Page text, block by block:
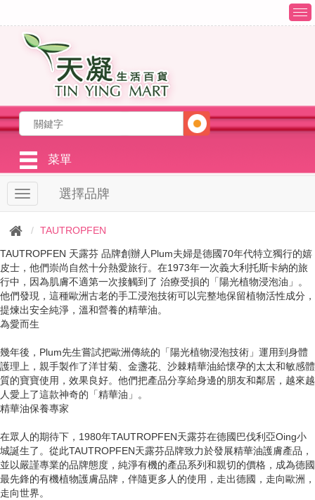
T
o
v
o
菜單
T
o
g
g
e
n
a
v
i
a
t
i
o
n
選擇品牌
TAUTROPFEN
TAUTROPFEN 天露芬 品牌創辦人Plum夫婦是德國70年代特立獨行的嬉
皮士，他們崇尚自然十分熱愛旅行。在1973年一次義大利托斯卡納的旅
行中，因為肌膚不適第一次接觸到了 治療受損的「陽光植物浸泡油」。
他們發現，這種歐洲古老的手工浸泡技術可以完整地保留植物活性成分，
提煉出安全純淨，溫和營養的精華油。
為愛而生
幾年後，Plum先生嘗試把歐洲傳統的「陽光植物浸泡技術」運用到身體
護理上，親手製作了洋甘菊、金盞花、沙棘精華油給懷孕的太太和敏感體
質的寶寶使用，效果良好。他們把產品分享給身邊的朋友和鄰居，越來越
人愛上了這款神奇的「精華油」。
精華油保養專家
在眾人的期待下，1980年TAUTROPFEN天露芬在德國巴伐利亞Oing小
城誕生了。從此TAUTROPFEN天露芬品牌致力於發展精華油護膚產品，
並以嚴謹專業的品牌態度，純淨有機的產品系列和親切的價格，成為德國
最先鋒的有機植物護膚品牌，伴隨更多人的使用，走出德國，走向歐洲，
走向世界。